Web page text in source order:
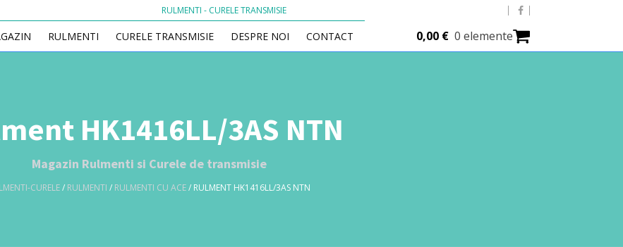
RULMENTI - CURELE TRANSMISIE
RULMENTI CURELE TRANSMISIE DESPRE NOI CONTACT 0,00 € 0 elemente
HK1416LL/3AS NTN
Magazin Rulmenti si Curele de transmisie
CURELE/ RULMENTI / RULMENTI CU ACE/ RULMENT HK1416LL/3AS NTN